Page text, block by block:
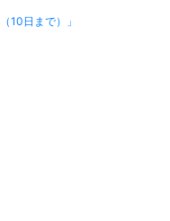
10日まで）」